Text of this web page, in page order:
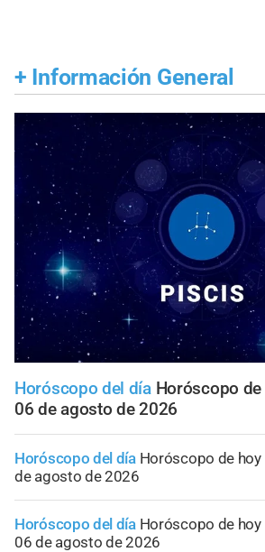
+ Información General
Horóscopo del día Horóscopo
06 de agosto de 2026
Horóscopo del día Horóscopo de
de agosto de 2026
Horóscopo del día Horóscopo de
06 de agosto de 2026